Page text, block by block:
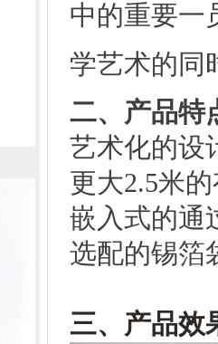
中的重要一
学艺术的同
二、 产品特
艺术化的设
更大2.5米
嵌入式的通
选配的锡箔
三、 产品效